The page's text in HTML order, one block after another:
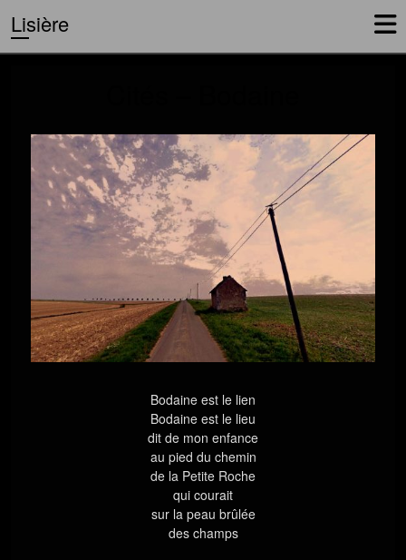
Lisière
Bodaine est le lien
Bodaine est le lieu
dit de mon enfance
au pied du chemin
de la Petite Roche
qui courait
sur la peau brûlée
des champs